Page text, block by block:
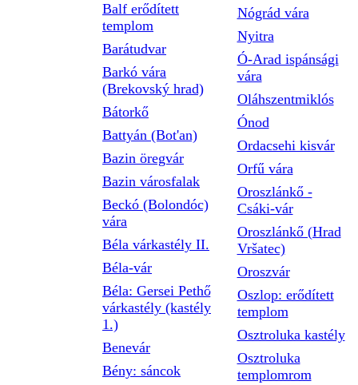
Balf erődített
templom
Barátudvar
Barkó vára
(Brekovský hrad)
Bátorkő
Battyán (Bot'an)
Bazin öregvár
Bazin városfalak
Beckó (Bolondóc)
vára
Béla várkastély II.
Béla-vár
Béla: Gersei Pethő
várkastély (kastély
1.)
Benevár
Bény: sáncok
Nógrád vára
Nyitra
Ó-Arad ispánsági
vára
Oláhszentmiklós
Ónod
Ordacsehi kisvár
Orfű vára
Oroszlánkő -
Csáki-vár
Oroszlánkő (Hrad
Vršatec)
Oroszvár
Oszlop: erődített
templom
Osztroluka kastély
Osztroluka
templomrom